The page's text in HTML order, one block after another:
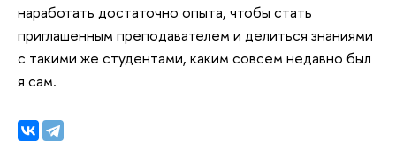
наработать достаточно опыта, чтобы стать
приглашенным преподавателем и делиться знаниями
с такими же студентами, каким совсем недавно был
я сам.